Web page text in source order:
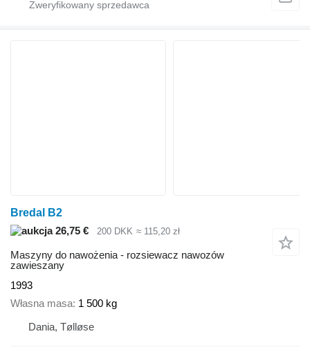
Bredal B2
26,75 €
200 DKK ≈ 115,20 zł
Maszyny do nawożenia - rozsiewacz nawozów
zawieszany
1993
Własna masa 1 500 kg
Dania, Tølløse